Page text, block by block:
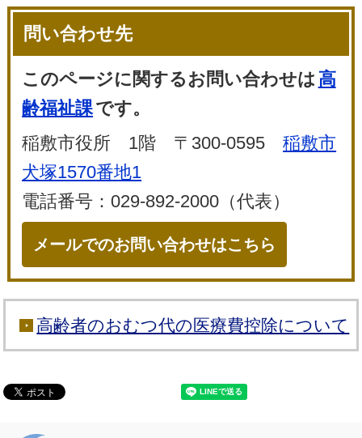
問い合わせ先
このページに関するお問い合わせは 高
齢福祉課です。
稲敷市役所 1階 〒300-0595稲敷市
犬塚1570番地1
電話番号：029-892-2000（代表）
メールでのお問い合わせはこちら
高齢者のおむつ代の医療費控除について